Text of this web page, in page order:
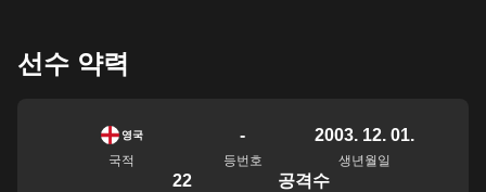
선수 약력
영국
국적
-
등번호
2003. 12. 01.
생년월일
22 공격수